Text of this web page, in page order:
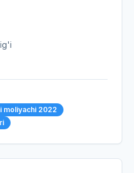
moliyachi 2022